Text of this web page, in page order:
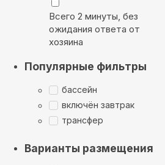
Всего 2 минуты, без
ожидания ответа от
хозяина
Популярные фильтры
бассейн
включён завтрак
трансфер
Варианты размещения